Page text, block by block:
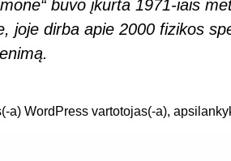
buvo įkurta 1971-iais
joje dirba apie 2000 fizikos
a) WordPress vartotojas(-a),